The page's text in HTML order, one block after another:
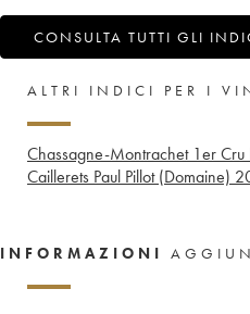
CONSULTA TUTTI GLI
ALTRI INDICI PER I
Chassagne-Montrachet 1er Cru
Caillerets Paul Pillot (Domaine)
INFORMAZIONI